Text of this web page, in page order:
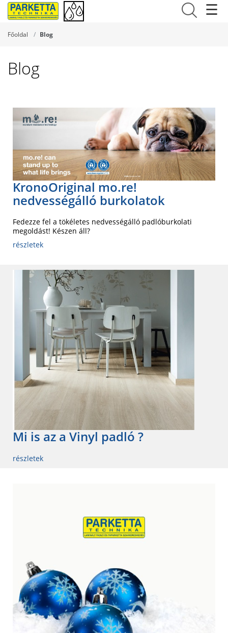
☰
Főoldal Blog
Blog
KronoOriginal mo.re!
nedvességálló burkolatok
Fedezze fel a tökéletes nedvességálló padlóburkolati
megoldást! Készen áll?
részletek
Mi is az a Vinyl padló ?
részletek